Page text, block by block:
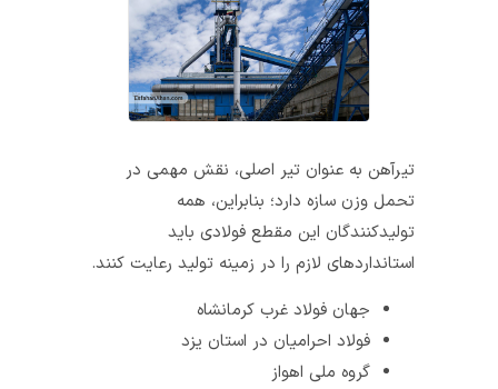
تیرآهن به عنوان تیر اصلی، نقش مهمی در
تحمل وزن سازه دارد؛ بنابراین، همه‌
تولید‌کنندگان این مقطع فولادی باید
استانداردهای لازم را در زمینه‌ تولید رعایت کنند.
جهان فولاد غرب کرمانشاه
فولاد احرامیان در استان یزد
گروه ملی اهواز